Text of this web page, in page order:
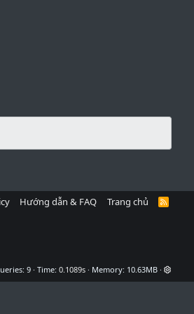
Hướng dẫn & FAQ Trang chủ
R
9 Time 0.1089s Memory 10.63MB